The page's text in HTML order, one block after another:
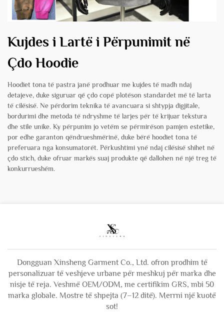
Kujdes i Lartë i Përpunimit në
Çdo Hoodie
Hoodiet tona të pastra janë prodhuar me kujdes të madh ndaj
detajeve, duke siguruar që çdo copë plotëson standardet më të larta
të cilësisë. Ne përdorim teknika të avancuara si shtypja digjitale,
bordurimi dhe metoda të ndryshme të larjes për të krijuar tekstura
dhe stile unike. Ky përpunim jo vetëm se përmirëson pamjen estetike,
por edhe garanton qëndrueshmërinë, duke bërë hoodiet tona të
preferuara nga konsumatorët. Përkushtimi ynë ndaj cilësisë shihet në
çdo stich, duke ofruar markës suaj produkte që dallohen në një treg të
konkurrueshëm.
Dongguan Xinsheng Garment Co., Ltd. ofron prodhim të
personalizuar të veshjeve urbane për meshkuj për marka dhe
nisje të reja. Veshmë OEM/ODM, me certifikim GRS, mbi 50
marka globale. Mostre të shpejta (7–12 ditë). Merrni një kuotë
sot!